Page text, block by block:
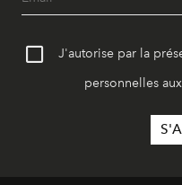
J'autorise par la
personnelles